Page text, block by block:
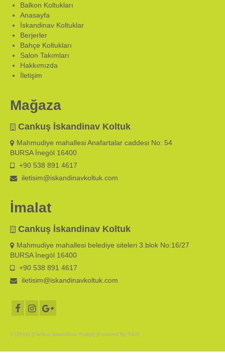
Balkon Koltukları
Anasayfa
İskandinav Koltuklar
Berjerler
Bahçe Koltukları
Salon Takımları
Hakkımızda
İletişim
Mağaza
Cankuş İskandinav Koltuk
Mahmudiye mahallesi Anafartalar caddesi No: 54
BURSA İnegöl 16400
+90 538 891 4617
iletisim@iskandinavkoltuk.com
İmalat
Cankuş İskandinav Koltuk
Mahmudiye mahallesi belediye siteleri 3.blok No:16/27
BURSA İnegöl 16400
+90 538 891 4617
iletisim@iskandinavkoltuk.com
© [2016] [Cankuş İskandinav Koltuk] [Powered By R&S]